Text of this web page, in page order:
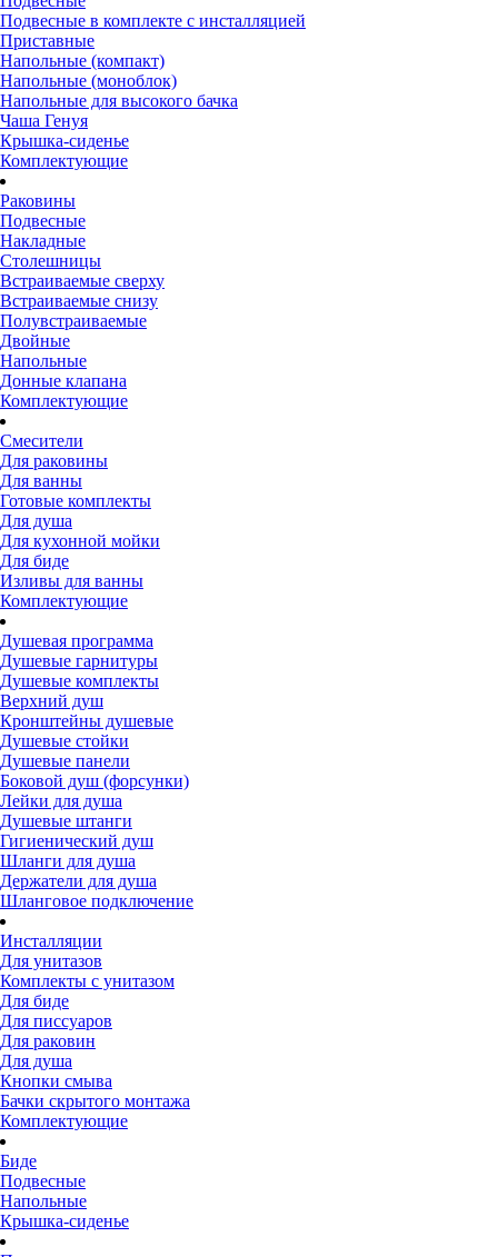
Подвесные в комплекте с инсталляцией
Приставные
Напольные (компакт)
Напольные (моноблок)
Напольные для высокого бачка
Чаша Генуя
Крышка-сиденье
Комплектующие
Раковины
Подвесные
Накладные
Столешницы
Встраиваемые сверху
Встраиваемые снизу
Полувстраиваемые
Двойные
Напольные
Донные клапана
Комплектующие
Смесители
Для раковины
Для ванны
Готовые комплекты
Для душа
Для кухонной мойки
Для биде
Изливы для ванны
Комплектующие
Душевая программа
Душевые гарнитуры
Душевые комплекты
Верхний душ
Кронштейны душевые
Душевые стойки
Душевые панели
Боковой душ (форсунки)
Лейки для душа
Душевые штанги
Гигиенический душ
Шланги для душа
Держатели для душа
Шланговое подключение
Инсталляции
Для унитазов
Комплекты с унитазом
Для биде
Для писсуаров
Для раковин
Для душа
Кнопки смыва
Бачки скрытого монтажа
Комплектующие
Биде
Подвесные
Напольные
Крышка-сиденье